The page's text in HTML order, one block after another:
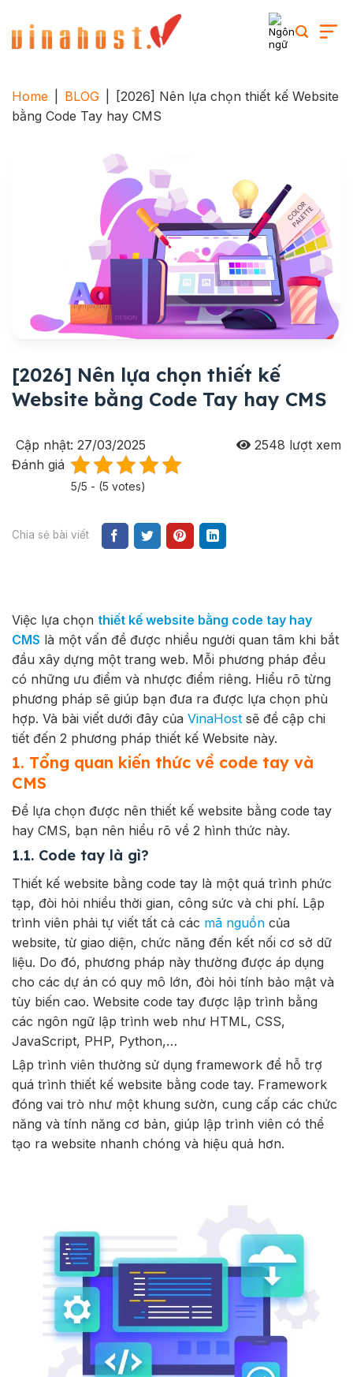
content
Home BLOG
[2026] Nên lựa chọn thiết kế Website
bằng Code Tay hay CMS
[2026] Nên lựa chọn thiết kế
Website bằng Code Tay hay CMS
Cập nhật: 27/03/2025 2548 lượt xem
Đánh giá
5/5 - (5 votes)
Chia sẻ bài viết
Việc lựa chọn thiết kế website bằng code tay hay
CMS là một vấn đề được nhiều người quan tâm khi bắt
đầu xây dựng một trang web. Mỗi phương pháp đều
có những ưu điểm và nhược điểm riêng. Hiểu rõ từng
phương pháp sẽ giúp bạn đưa ra được lựa chọn phù
hợp. Và bài viết dưới đây của VinaHost sẽ đề cập chi
tiết đến 2 phương pháp thiết kế Website này.
1. Tổng quan kiến thức về code tay và
CMS
Để lựa chọn được nên thiết kế website bằng code tay
hay CMS, bạn nên hiểu rõ về 2 hình thức này.
1.1. Code tay là gì?
Thiết kế website bằng code tay là một quá trình phức
tạp, đòi hỏi nhiều thời gian, công sức và chi phí. Lập
trình viên phải tự viết tất cả các mã nguồn của
website, từ giao diện, chức năng đến kết nối cơ sở dữ
liệu. Do đó, phương pháp này thường được áp dụng
cho các dự án có quy mô lớn, đòi hỏi tính bảo mật và
tùy biến cao. Website code tay được lập trình bằng
các ngôn ngữ lập trình web như HTML, CSS,
JavaScript, PHP, Python,…
Lập trình viên thường sử dụng framework để hỗ trợ
quá trình thiết kế website bằng code tay. Framework
đóng vai trò như một khung sườn, cung cấp các chức
năng và tính năng cơ bản, giúp lập trình viên có thể
tạo ra website nhanh chóng và hiệu quả hơn.